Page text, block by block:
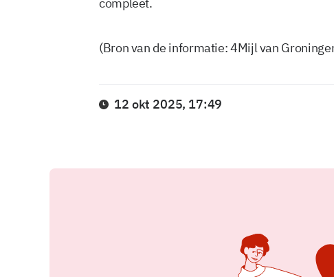
(Bron van de informatie: 4Mijl van
12 okt 2025, 17:49